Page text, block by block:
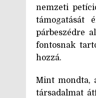
nemzeti
támogatását
párbeszédre
fontosnak
hozzá.
Mint mondta,
társadalmat